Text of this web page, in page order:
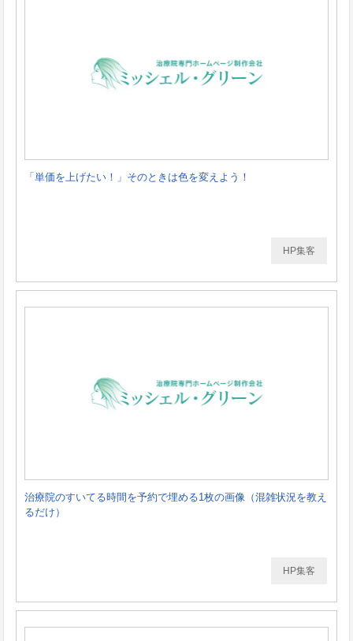
「単価を上げたい！」そのときは色を変えよう！
HP集客
治療院のすいてる時間を予約で埋める1枚の画像（混雑状況を教え
るだけ）
HP集客